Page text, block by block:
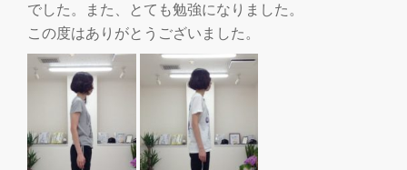
でした。また、とても勉強になりました。
この度はありがとうございました。